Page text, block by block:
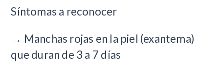
Síntomas a reconocer
→ Manchas rojas en la piel (exantema)
que duran de 3 a 7 días